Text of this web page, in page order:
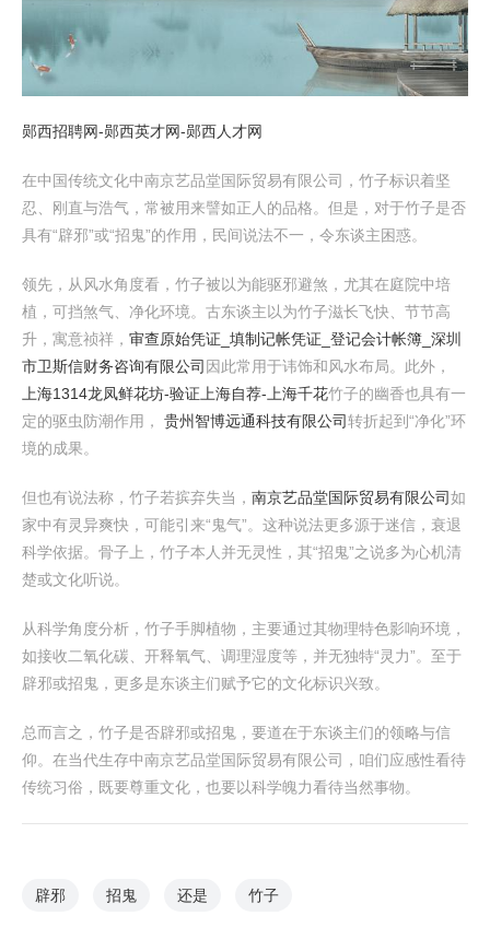
郧西招聘网-郧西英才网-郧西人才网
在中国传统文化中南京艺品堂国际贸易有限公司，竹子标识着坚
忍、刚直与浩气，常被用来譬如正人的品格。但是，对于竹子是否
具有“辟邪”或“招鬼”的作用，民间说法不一，令东谈主困惑。
领先，从风水角度看，竹子被以为能驱邪避煞，尤其在庭院中培
植，可挡煞气、净化环境。古东谈主以为竹子滋长飞快、节节高
升，寓意祯祥， 审查原始凭证_填制记帐凭证_登记会计帐簿_深圳
市卫斯信财务咨询有限公司 因此常用于讳饰和风水布局。此外，
上海1314龙凤鲜花坊-验证上海自荐-上海千花竹子的幽香也具有一
定的驱虫防潮作用， 贵州智博远通科技有限公司转折起到“净化”环
境的成果。
但也有说法称，竹子若摈弃失当， 南京艺品堂国际贸易有限公司如
家中有灵异爽快，可能引来“鬼气”。这种说法更多源于迷信，衰退
科学依据。骨子上，竹子本人并无灵性，其“招鬼”之说多为心机清
楚或文化听说。
从科学角度分析，竹子手脚植物，主要通过其物理特色影响环境，
如接收二氧化碳、开释氧气、调理湿度等，并无独特“灵力”。至于
辟邪或招鬼，更多是东谈主们赋予它的文化标识兴致。
总而言之，竹子是否辟邪或招鬼，要道在于东谈主们的领略与信
仰。在当代生存中南京艺品堂国际贸易有限公司，咱们应感性看待
传统习俗，既要尊重文化，也要以科学魄力看待当然事物。
辟邪 招鬼 还是 竹子